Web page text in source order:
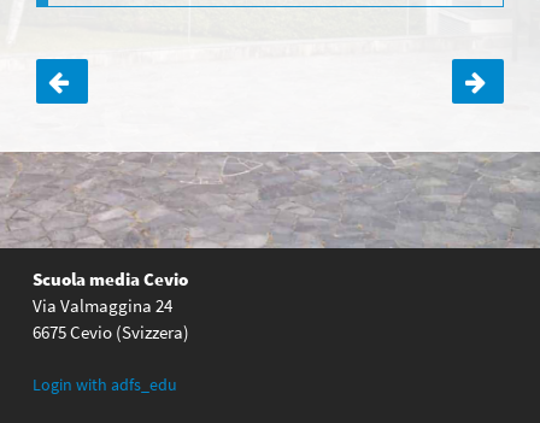
Navigazione
articoli
Scuola media Cevio
Via Valmaggina 24
6675 Cevio (Svizzera)
Login with adfs_edu